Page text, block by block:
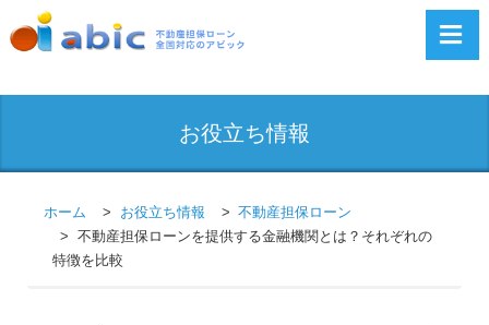
お役立ち情報
ホーム お役立ち情報
不動産担保ローン
不動産担保ローンを提供する金融機関とは？それぞれの
特徴を比較